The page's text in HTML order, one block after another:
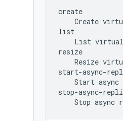
create
Create
list
List
resize
Resize
start-async-
Start async
stop-async-